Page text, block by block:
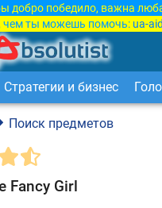
добро победило, важна
чем ты можешь помочь: ua-
Стратегии и бизнес
Поиск предметов
Fancy Girl